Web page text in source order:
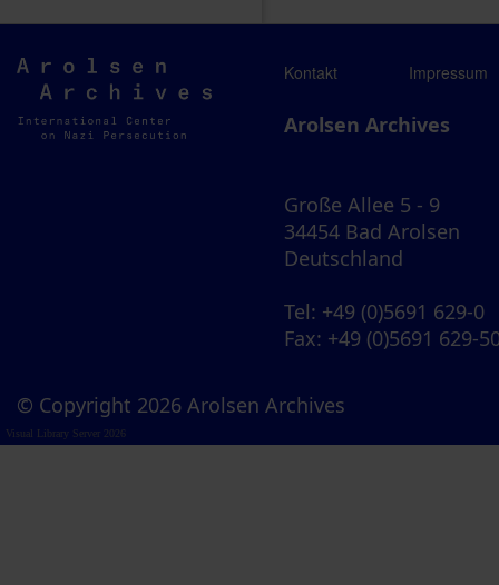
Arolsen
Archives
Kontakt Impressum
Arolsen Archives
Große Allee 5 - 9
34454 Bad Arolsen
Deutschland
Tel: +49 (0)5691 629-0
Fax: +49 (0)5691 629-
© Copyright 2026 Arolsen Archives
Visual Library Server 2026